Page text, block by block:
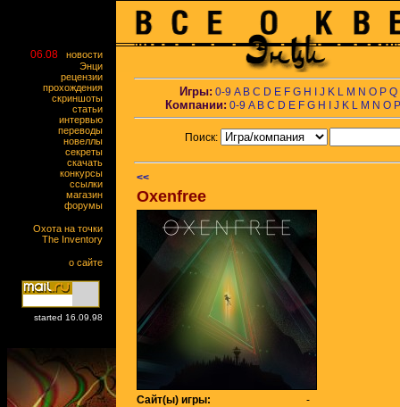
06.08
новости
Энци
рецензии
прохождения
скриншоты
статьи
интервью
переводы
новеллы
секреты
скачать
конкурсы
ссылки
магазин
форумы
Охота на точки
The Inventory
о сайте
started 16.09.98
Игры: 0-9 A B C D E F G H J K L M N O P Q
Компании: 0-9 A B C D E F G H J K L M N O P
Поиск:
<<
Oxenfree
Сайт(ы) игры:
-